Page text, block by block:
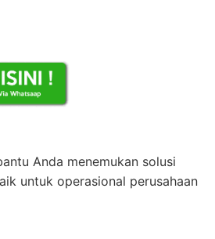
Anda menemukan solusi
untuk operasional perusahaan